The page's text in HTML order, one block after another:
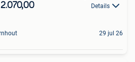
Details
29 jul 26